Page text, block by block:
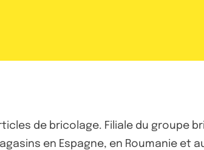
de bricolage. Filiale du groupe
en Espagne, en Roumanie et